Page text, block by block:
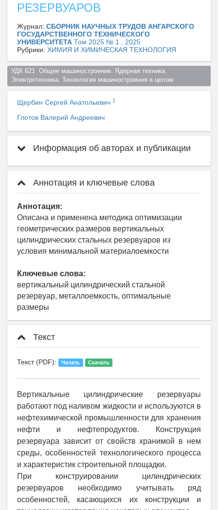
РЕЗЕРВУАРОВ
Журнал: СБОРНИК НАУЧНЫХ ТРУДОВ АНГАРСКОГО
ГОСУДАРСТВЕННОГО ТЕХНИЧЕСКОГО
УНИВЕРСИТЕТА Том 2025 № 1 , 2025
Рубрики: ХИМИЯ И ХИМИЧЕСКАЯ ТЕХНОЛОГИЯ
УДК 621  Общее машиностроение. Ядерная техника.
Электротехника. Технология машиностроения в целом
Щербин Сергей Анатольевич 1
Глотов Валерий Андреевич
Информация об авторах и публикации
Аннотация и ключевые слова
Аннотация:
Описана и применена методика оптимизации
геометрических размеров вертикальных
цилиндрических стальных резервуаров из
условия минимальной материалоемкости
Ключевые слова:
вертикальный цилиндрический стальной
резервуар, металлоемкость, оптимальные
размеры
Текст
Текст (PDF): Читать Скачать
Вертикальные цилиндрические резервуары
работают под наливом жидкости и используются в
нефтехимической промышленности для хранения
нефти и нефтепродуктов. Конструкция
резервуара зависит от свойств хранимой в нем
среды, особенностей технологического процесса
и характеристик строительной площадки.
При конструировании цилиндрических
резервуаров необходимо учитывать ряд
особенностей, касающихся их конструкции и